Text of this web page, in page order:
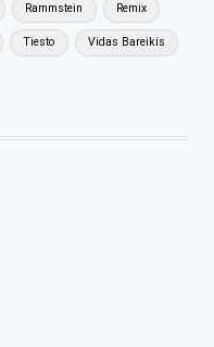
Rammstein Remix
Tiesto Vidas Bareikis